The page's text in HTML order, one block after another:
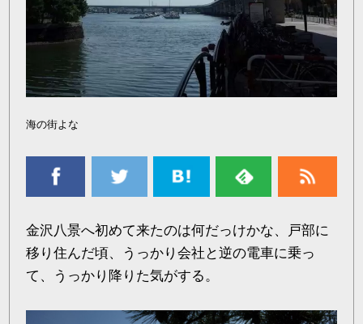
海の街よな
金沢八景へ初めて来たのは何だっけかな、戸部に
移り住んだ頃、うっかり会社と逆の電車に乗っ
て、うっかり降りた気がする。